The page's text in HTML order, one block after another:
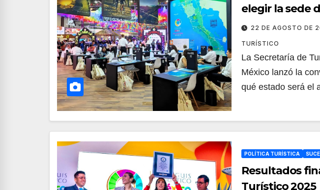
elegir la sede
Turístico 2027
22 DE AGOSTO DE
TURÍSTICO
La Secretaría de
México lanzó la
qué estado será el
POLÍTICA TURÍSTICA
Resultados
Turístico 2025